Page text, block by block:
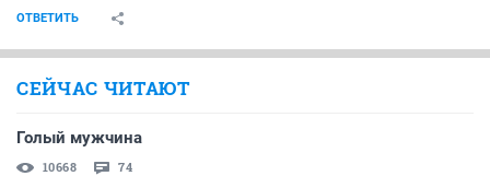
ОТВЕТИТЬ
СЕЙЧАС ЧИТАЮТ
Голый мужчина
10668 74